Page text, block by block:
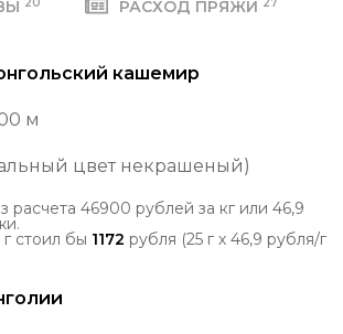
РАСХОД ПРЯЖИ
кашемир
м
цвет некрашеный)
расчета 46900 рублей за кг или 46,9
г стоил бы 1172 рубля (25 г х 46,9 рубля/г